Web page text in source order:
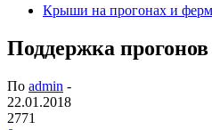
Крыши на прогонах и
Поддержка прогонов
По admin -
22.01.2018
2771